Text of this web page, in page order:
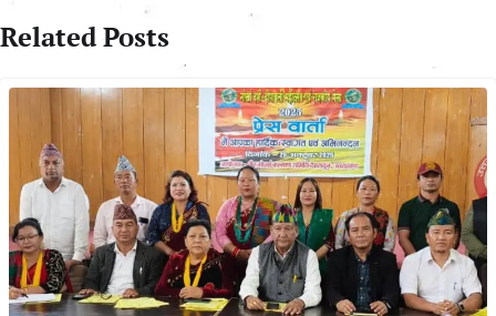
Related Posts